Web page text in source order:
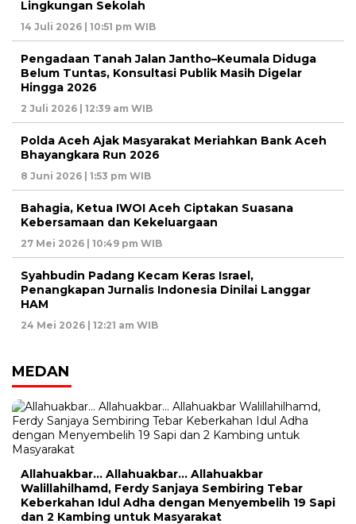
Lingkungan Sekolah
14 Juli 2026 | 10:51 pm WIB
Pengadaan Tanah Jalan Jantho–Keumala Diduga
Belum Tuntas, Konsultasi Publik Masih Digelar
Hingga 2026
2 Juli 2026 | 12:39 am WIB
Polda Aceh Ajak Masyarakat Meriahkan Bank Aceh
Bhayangkara Run 2026
8 Juni 2026 | 1:53 pm WIB
Bahagia, Ketua IWOI Aceh Ciptakan Suasana
Kebersamaan dan Kekeluargaan
27 Mei 2026 | 10:49 pm WIB
Syahbudin Padang Kecam Keras Israel,
Penangkapan Jurnalis Indonesia Dinilai Langgar
HAM
24 Mei 2026 | 12:21 am WIB
MEDAN
Allahuakbar… Allahuakbar… Allahuakbar
Walillahilhamd, Ferdy Sanjaya Sembiring Tebar
Keberkahan Idul Adha dengan Menyembelih 19 Sapi
dan 2 Kambing untuk Masyarakat